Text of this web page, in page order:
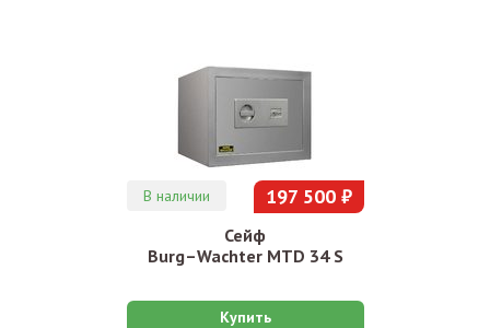
В наличии 197 500 ₽
Сейф
Burg–Wachter MTD 34 S
Купить